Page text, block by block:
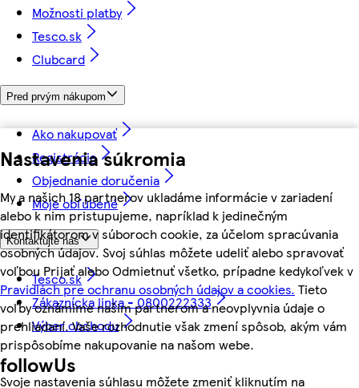
Nastavenia súkromia
My a našich 18 partnerov ukladáme informácie v zariadení
alebo k nim pristupujeme, napríklad k jedinečným
identifikátorom v súboroch cookie, za účelom spracúvania
osobných údajov. Svoj súhlas môžete udeliť alebo spravovať
voľbou Prijať alebo Odmietnuť všetko, prípadne kedykoľvek v
Pravidlách pre ochranu osobných údajov a cookies. Tieto
voľby oznámime našim partnerom a neovplyvnia údaje o
prehliadaní. Vaše rozhodnutie však zmení spôsob, akým vám
prispôsobíme nakupovanie na našom webe.
Svoje nastavenia súhlasu môžete zmeniť kliknutím na
Možnosti platby
Tesco.sk
Clubcard
Pred prvým nákupom
Ako nakupovať
Registrácia
Objednanie doručenia
Moje obľúbené
Kontaktujte nás
Tesco.sk
Zákaznícka linka - 0800222333
Výber obchodu
followUs